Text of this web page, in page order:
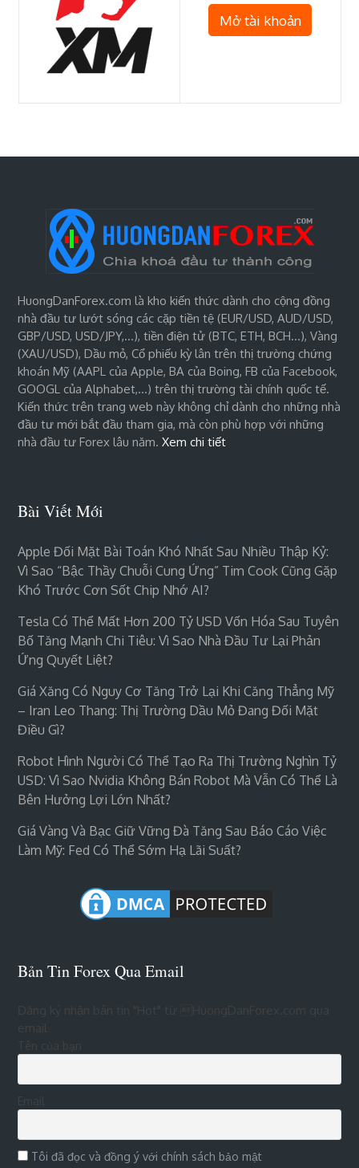
Mở tài khoản
HuongDanForex.com là kho kiến thức dành cho cộng đồng
nhà đầu tư lướt sóng các cặp tiền tệ (EUR/USD, AUD/USD,
GBP/USD, USD/JPY,…), tiền điện tử (BTC, ETH, BCH…), Vàng
(XAU/USD), Dầu mỏ, Cổ phiếu kỳ lân trên thị trường chứng
khoán Mỹ (AAPL của Apple, BA của Boing, FB của Facebook,
GOOGL của Alphabet,…) trên thị trường tài chính quốc tế.
Kiến thức trên trang web này không chỉ dành cho những nhà
đầu tư mới bắt đầu tham gia, mà còn phù hợp với những
nhà đầu tư Forex lâu năm.Xem chi tiết
Bài Viết Mới
Apple Đối Mặt Bài Toán Khó Nhất Sau Nhiều Thập Kỷ:
Vì Sao “bậc Thầy Chuỗi Cung Ứng” Tim Cook Cũng Gặp
Khó Trước Cơn Sốt Chip Nhớ AI?
Tesla Có Thể Mất Hơn 200 Tỷ USD Vốn Hóa Sau Tuyên
Bố Tăng Mạnh Chi Tiêu: Vì Sao Nhà Đầu Tư Lại Phản
Ứng Quyết Liệt?
Giá Xăng Có Nguy Cơ Tăng Trở Lại Khi Căng Thẳng Mỹ
– Iran Leo Thang: Thị Trường Dầu Mỏ Đang Đối Mặt
Điều Gì?
Robot Hình Người Có Thể Tạo Ra Thị Trường Nghìn Tỷ
USD: Vì Sao Nvidia Không Bán Robot Mà Vẫn Có Thể Là
Bên Hưởng Lợi Lớn Nhất?
Giá Vàng Và Bạc Giữ Vững Đà Tăng Sau Báo Cáo Việc
Làm Mỹ: Fed Có Thể Sớm Hạ Lãi Suất?
Bản Tin Forex Qua Email
Đăng ký nhận bản tin "Hot" từ HuongDanForex.com qua
Tên của bạn
Tôi đã đọc và đồng ý với chính sách bảo mật